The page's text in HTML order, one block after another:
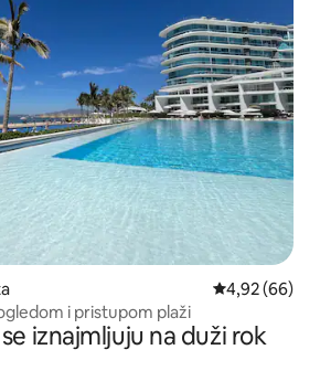
Prosječna
4,92 (66)
i pristupom plaži
iznajmljuju na duži rok